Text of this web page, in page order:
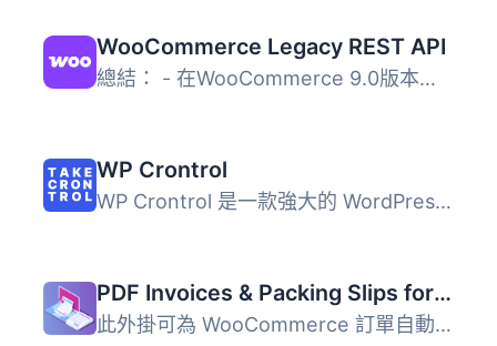
WooCommerce Legacy REST API
總結： - 在WooCommerce 9.0版本起，Legacy REST API將不再是...
WP Crontrol
WP Crontrol 是一款強大的 WordPress 外掛，讓使用者能夠全面...
PDF Invoices & Packing Slips for WooCommerce
此外掛可為 WooCommerce 訂單自動產生 PDF 或 XML 格式的發票...